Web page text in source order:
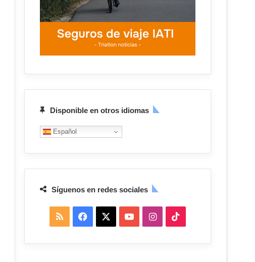
Disponible en otros idiomas
Español
Síguenos en redes sociales
I